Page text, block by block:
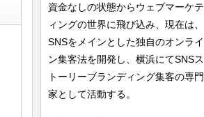
資金なしの状態からウェブマーケテ
ィングの世界に飛び込み、現在は、
SNSをメインとした独自のオンライ
ン集客法を開発し、横浜にてSNSス
トーリーブランディング集客の専門
家として活動する。